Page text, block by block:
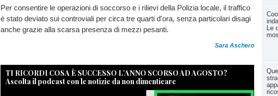
Le
Per consentire le operazioni di soccorso e i rilievi della Polizia locale, il traffico
è stato deviato sui controviali per circa tre quarti d'ora, senza particolari disagi
anche grazie alla scarsa presenza di mezzi pesanti.
Sara Aschero
TI RICORDI COSA È SUCCESSO L’ANNO SCORSO AD AGOSTO?
Ascolta il podcast con le notizie da non dimenticare